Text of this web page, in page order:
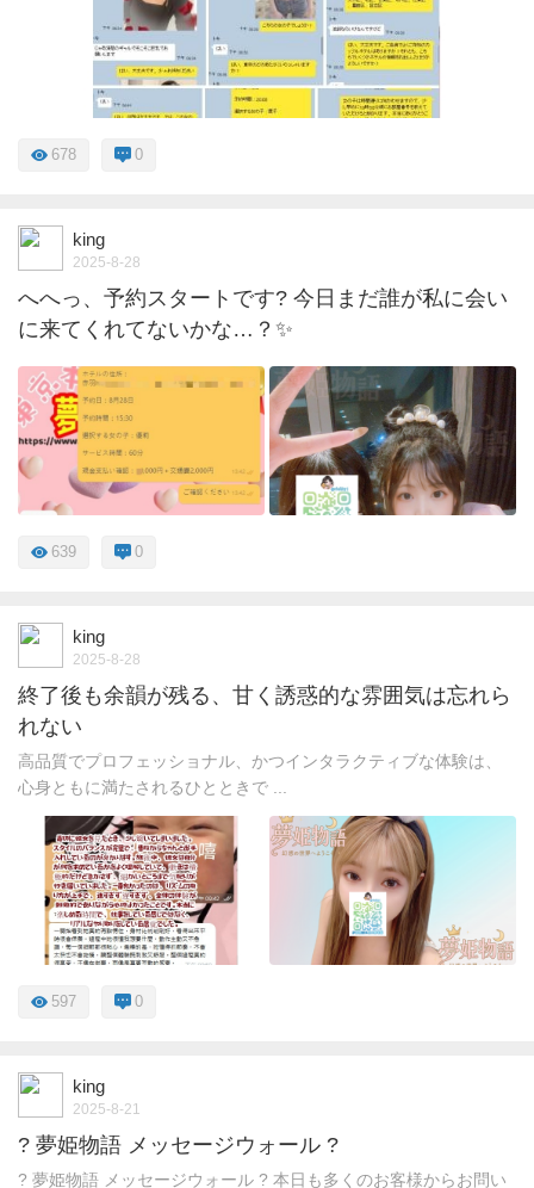
678 0
king
2025-8-28
へへっ、予約スタートです? 今日まだ誰が私に会い
に来てくれてないかな…？✨
639 0
king
2025-8-28
終了後も余韻が残る、甘く誘惑的な雰囲気は忘れら
れない
高品質でプロフェッショナル、かつインタラクティブな体験は、
心身ともに満たされるひとときで ...
597 0
king
2025-8-21
? 夢姫物語 メッセージウォール ?
? 夢姫物語 メッセージウォール ? 本日も多くのお客様からお問い